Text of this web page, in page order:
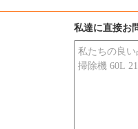
私達に直接お